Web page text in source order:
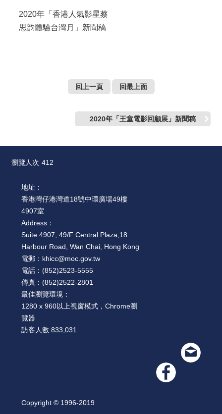
2020年「香港人氣影星蔡
思韵體驗台灣月」新聞稿
回上一頁 回最上面
2020年「王童電影回顧展」新聞稿
瀏覽人次 412
地址：
香港灣仔港灣道18號中環廣場49樓
4907室
Address：
Suite 4907, 49/F Central Plaza,18
Harbour Road, Wan Chai, Hong Kong
電郵： khicc@moc.gov.tw
電話： (852)2523-5555
傳真： (852)2522-2801
最佳瀏覽環境：
1280 x 960以上視窗模式，Chrome瀏
覽器
訪客人數:833,031
Copyright © 1996-2019